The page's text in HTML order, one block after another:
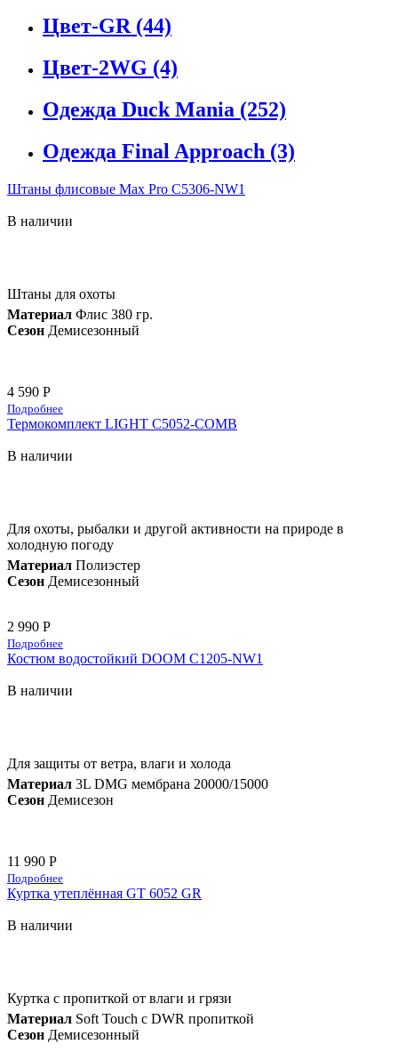
Цвет-GR (44)
Цвет-2WG (4)
Одежда Duck Mania (252)
Одежда Final Approach (3)
Штаны флисовые Max Pro C5306-NW1
В наличии
Штаны для охоты
Материал Флис 380 гр.
Сезон Демисезонный
4 590 Р
Подробнее
Термокомплект LIGHT C5052-COMB
В наличии
Для охоты, рыбалки и другой активности на природе в
холодную погоду
Материал Полиэстер
Сезон Демисезонный
2 990 Р
Подробнее
Костюм водостойкий DOOM C1205-NW1
В наличии
Для защиты от ветра, влаги и холода
Материал 3L DMG мембрана 20000/15000
Сезон Демисезон
11 990 Р
Подробнее
Куртка утеплённая GT 6052 GR
В наличии
Куртка с пропиткой от влаги и грязи
Материал Soft Touch с DWR пропиткой
Сезон Демисезонный